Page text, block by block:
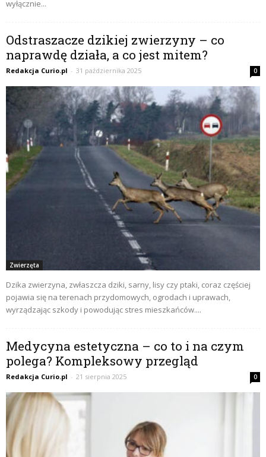
wyłącznie...
Odstraszacze dzikiej zwierzyny – co
naprawdę działa, a co jest mitem?
Redakcja Curio.pl - 31 października 2025 0
Zwierzęta
Dzika zwierzyna, zwłaszcza dziki, sarny, lisy czy ptaki, coraz częściej
pojawia się na terenach przydomowych, ogrodach i uprawach,
wyrządzając szkody i powodując stres mieszkańców....
Medycyna estetyczna – co to i na czym
polega? Kompleksowy przegląd
Redakcja Curio.pl - 21 sierpnia 2025 0